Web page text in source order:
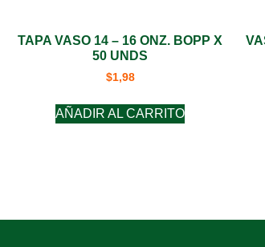
TAPA VASO 14 – 16 ONZ. BOPP X
50 UNDS
$1,98
AÑADIR AL CARRITO